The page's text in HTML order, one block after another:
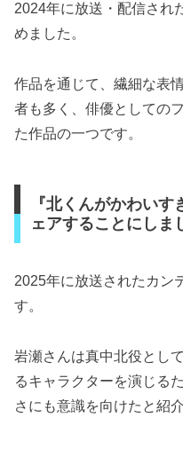
2024年に放送・配信され
めました。
作品を通じて、繊細な表
者も多く、俳優としての
た作品の一つです。
『北くんがかわい
ェアすることにしま
2025年に放送されたカン
す。
岩瀬さんは真中北役とし
るキャラクターを演じる
さにも意識を向けたと紹